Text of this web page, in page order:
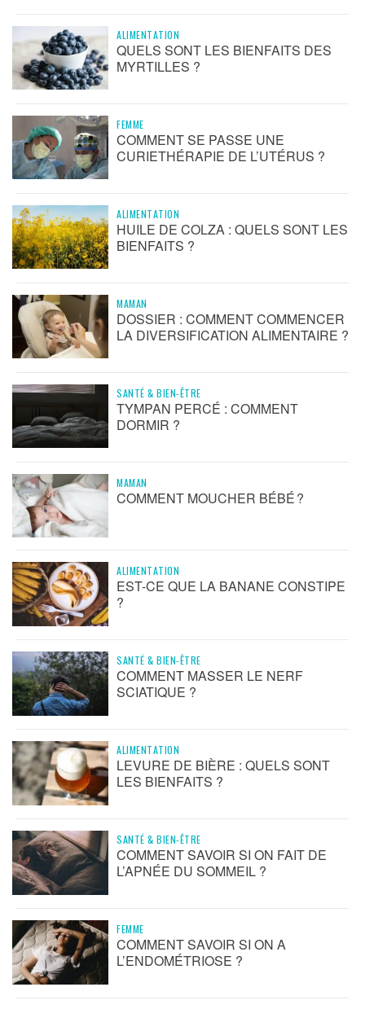
ALIMENTATION
QUELS SONT LES BIENFAITS DES
MYRTILLES ?
FEMME
COMMENT SE PASSE UNE
CURIETHÉRAPIE DE L’UTÉRUS ?
ALIMENTATION
HUILE DE COLZA : QUELS SONT LES
BIENFAITS ?
MAMAN
DOSSIER : COMMENT COMMENCER
LA DIVERSIFICATION ALIMENTAIRE ?
SANTÉ & BIEN-ÊTRE
TYMPAN PERCÉ : COMMENT
DORMIR ?
MAMAN
COMMENT MOUCHER BÉBÉ ?
ALIMENTATION
EST-CE QUE LA BANANE CONSTIPE
?
SANTÉ & BIEN-ÊTRE
COMMENT MASSER LE NERF
SCIATIQUE ?
ALIMENTATION
LEVURE DE BIÈRE : QUELS SONT
LES BIENFAITS ?
SANTÉ & BIEN-ÊTRE
COMMENT SAVOIR SI ON FAIT DE
L’APNÉE DU SOMMEIL ?
FEMME
COMMENT SAVOIR SI ON A
L’ENDOMÉTRIOSE ?